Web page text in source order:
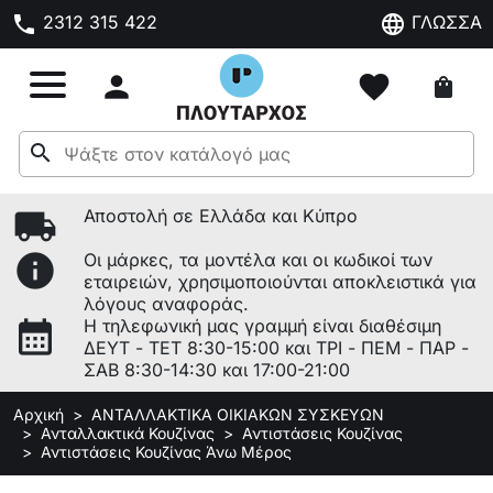
phone 2312 315 422 language ΓΛΩΣΣΑ
 favorite shopping_bag
search
local_shipping Αποστολή σε Ελλάδα και Κύπρο
info
Οι μάρκες, τα μοντέλα και οι κωδικοί των
εταιρειών, χρησιμοποιούνται αποκλειστικά για
λόγους αναφοράς.
calendar_month
Η τηλεφωνική μας γραμμή είναι διαθέσιμη
ΔΕΥΤ - ΤΕΤ 8:30-15:00 και ΤΡΙ - ΠΕΜ - ΠΑΡ -
ΣΑΒ 8:30-14:30 και 17:00-21:00
Αρχική
ΑΝΤΑΛΛΑΚΤΙΚΑ ΟΙΚΙΑΚΩΝ ΣΥΣΚΕΥΩΝ
Ανταλλακτικά Κουζίνας
Αντιστάσεις Κουζίνας
Αντιστάσεις Κουζίνας Άνω Μέρος